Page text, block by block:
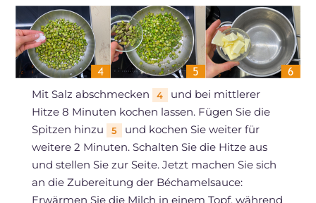
Mit Salz abschmecken 4
und bei mittlerer
Hitze 8 Minuten kochen lassen. Fügen Sie die
Spitzen hinzu
5
und kochen Sie weiter für
weitere 2 Minuten. Schalten Sie die Hitze aus
und stellen Sie zur Seite. Jetzt machen Sie sich
an die Zubereitung der Béchamelsauce:
Erwärmen Sie die Milch in einem Topf, während